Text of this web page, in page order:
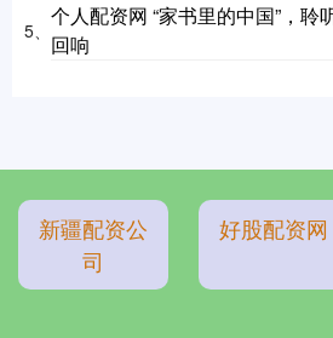
5、
个人配资网 “家书里的中国”，聆
回响
新疆配资公
司
好股配资网